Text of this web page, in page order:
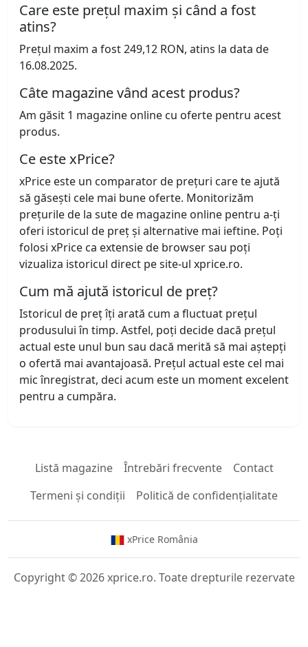
Care este prețul maxim și când a fost
atins?
Prețul maxim a fost 249,12 RON, atins la data de
16.08.2025.
Câte magazine vând acest produs?
Am găsit 1 magazine online cu oferte pentru acest
produs.
Ce este xPrice?
xPrice este un comparator de prețuri care te ajută
să găsești cele mai bune oferte. Monitorizăm
prețurile de la sute de magazine online pentru a-ți
oferi istoricul de preț și alternative mai ieftine. Poți
folosi xPrice ca extensie de browser sau poți
vizualiza istoricul direct pe site-ul xprice.ro.
Cum mă ajută istoricul de preț?
Istoricul de preț îți arată cum a fluctuat prețul
produsului în timp. Astfel, poți decide dacă prețul
actual este unul bun sau dacă merită să mai aștepți
o ofertă mai avantajoasă. Prețul actual este cel mai
mic înregistrat, deci acum este un moment excelent
pentru a cumpăra.
Listă magazine Întrebări frecvente
Contact
Termeni și condiții
Politică de confidențialitate
xPrice România
Copyright © 2026 xprice.ro. Toate drepturile rezervate